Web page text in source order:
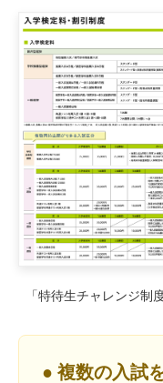
「特待生チャレンジ制
● 複数の入試